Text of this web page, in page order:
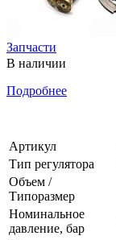
Запчасти
В наличии
Подробнее
Артикул
Тип регулятора
Объем /
Типоразмер
Номинальное
давление, бар